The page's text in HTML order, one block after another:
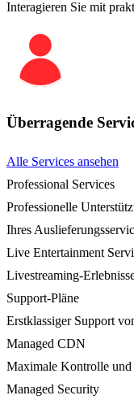
Interagieren Sie mit
Überragende
Alle Services ansehen
Professional Services
Professionelle
Ihres
Live Entertainment
Livestreaming-
Support-Pläne
Erstklassiger Support
Managed CDN
Maximale Kontrolle
Managed Security